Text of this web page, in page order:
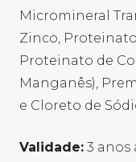
Micromineral
Zinco,
Proteinato de
Manganês),
e Cloreto de
Validade: 3 anos